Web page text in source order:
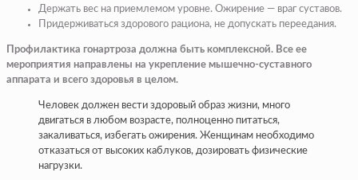
Держать вес на приемлемом уровне. Ожирение — враг суставов.
Придерживаться здорового рациона, не допускать переедания.
Профилактика гонартроза должна быть комплексной. Все ее
мероприятия направлены на укрепление мышечно-суставного
аппарата и всего здоровья в целом.
Человек должен вести здоровый образ жизни, много
двигаться в любом возрасте, полноценно питаться,
закаливаться, избегать ожирения. Женщинам необходимо
отказаться от высоких каблуков, дозировать физические
нагрузки.